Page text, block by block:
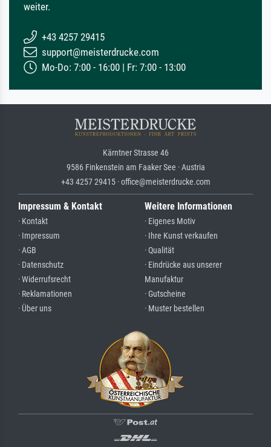
weiter.
+43 4257 29415
support@meisterdrucke.com
Mo-Do: 7:00 - 16:00 | Fr: 7:00 - 13:00
Kärntner Strasse 46
9586 Finkenstein am Faaker See · Austria
+43 4257 29415 · office@meisterdrucke.com
Impressum & Kontakt
· Kontakt
· Impressum
· AGB
· Datenschutz
· Widerrufsrecht
· Reklamationen
· Über uns
Weitere Informationen
· Eigenes Motiv
· Ihre Kunst verkaufen
· Qualität
· Eindrücke aus unserer
Manufaktur
· Gutscheine
· Muster bestellen